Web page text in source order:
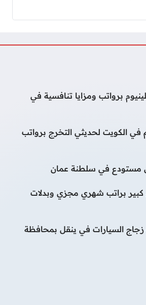
برواتب ومزايا تنافسية في
الكويت لحديثي التخرج برواتب
مستودع في سلطنة عمان
براتب شهري مجزي وبدلات
السيارات في ينقل بمحافظة